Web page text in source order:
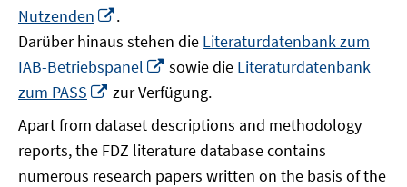
Nutzenden
neuem
Fenster
öffnen
.
Darüber hinaus stehen die Literaturdatenbank zum
IAB-Betriebspanel
In
neuem
Fenster
öffnen
sowie die Literaturdatenbank
zum PASS
In
Fenster
öffnen
zur Verfügung.
Apart from dataset descriptions and methodology
reports, the FDZ literature database contains
numerous research papers written on the basis of the